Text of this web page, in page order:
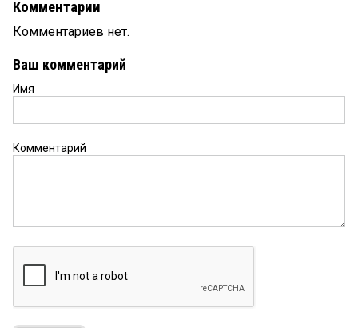
Комментарии
Комментариев нет.
Ваш комментарий
Имя
Комментарий